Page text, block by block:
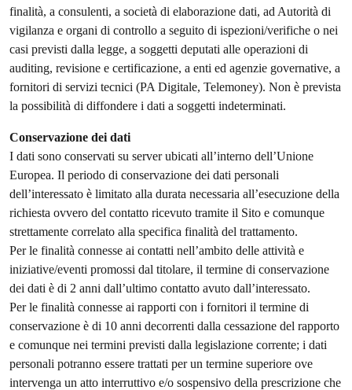
finalità, a consulenti, a società di elaborazione dati, ad Autorità di
vigilanza e organi di controllo a seguito di ispezioni/verifiche o nei
casi previsti dalla legge, a soggetti deputati alle operazioni di
auditing, revisione e certificazione, a enti ed agenzie governative, a
fornitori di servizi tecnici (PA Digitale, Telemoney). Non è prevista
la possibilità di diffondere i dati a soggetti indeterminati.
Conservazione dei dati
I dati sono conservati su server ubicati all’interno dell’Unione
Europea. Il periodo di conservazione dei dati personali
dell’interessato è limitato alla durata necessaria all’esecuzione della
richiesta ovvero del contatto ricevuto tramite il Sito e comunque
strettamente correlato alla specifica finalità del trattamento.
Per le finalità connesse ai contatti nell’ambito delle attività e
iniziative/eventi promossi dal titolare, il termine di conservazione
dei dati è di 2 anni dall’ultimo contatto avuto dall’interessato.
Per le finalità connesse ai rapporti con i fornitori il termine di
conservazione è di 10 anni decorrenti dalla cessazione del rapporto
e comunque nei termini previsti dalla legislazione corrente; i dati
personali potranno essere trattati per un termine superiore ove
intervenga un atto interruttivo e/o sospensivo della prescrizione che